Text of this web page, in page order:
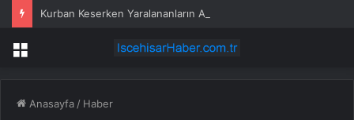
Kurban Keserken Yaralananların Acil Servis Başvuruları
Menü
Anasayfa / Haber